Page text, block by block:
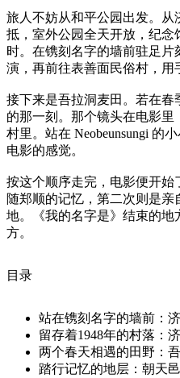
旅人不妨从和平公园出发。
抵，室外公园全天开放，纪念
时。在镌刻名字的墙前驻足
演，再前往表善面民俗村，用
接下来是吾拉洞麦田。若在春
的那一刻。那个镜头在电影
村里。站在 Neobeunsungi 的
电影的感觉。
按这个顺序走完，电影便开始
随郑顺的记忆，第二次则是
地。《我的名字是》结束的
方。
目录
站在镌刻名字的墙前：
留存着1948年的村落：
两个春天相遇的田野：
踏行记忆的地层：朝天